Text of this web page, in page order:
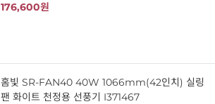
176,600원
홈빛 SR-FAN40 40W 1066mm(42인치) 실링
팬 화이트 천정용 선풍기 I371467